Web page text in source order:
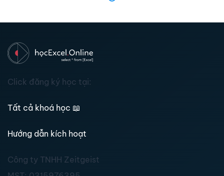
Click đăng ký học tại:
Tất cả khoá học 📖
Hướng dẫn kích hoạt
Công ty TNHH Zeitgeist